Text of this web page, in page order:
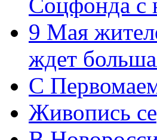
9 Мая
ждет
C
Живопись